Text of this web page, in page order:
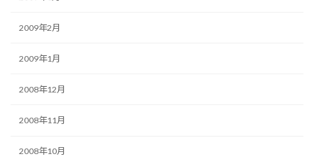
2009年2月
2009年1月
2008年12月
2008年11月
2008年10月